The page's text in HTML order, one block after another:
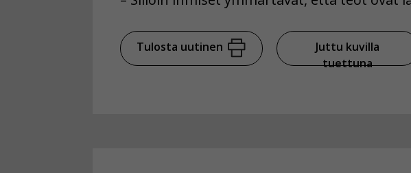
Tulosta uutinen
Juttu kuvilla
tuettuna